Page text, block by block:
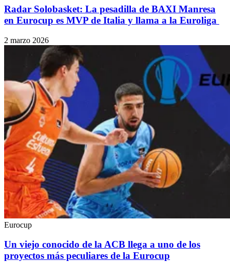
Radar Solobasket: La pesadilla de BAXI Manresa
en Eurocup es MVP de Italia y llama a la Euroliga
2 marzo 2026
Eurocup
Un viejo conocido de la ACB llega a uno de los
proyectos más peculiares de la Eurocup